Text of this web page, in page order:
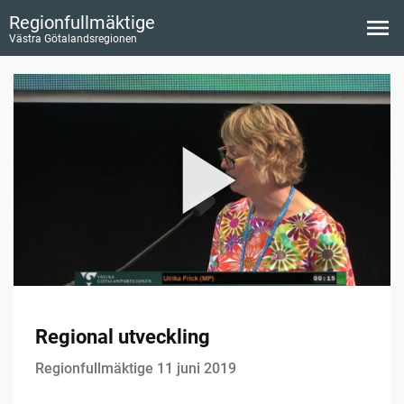
Regionfullmäktige
Västra Götalandsregionen
Regional utveckling
Regionfullmäktige 11 juni 2019